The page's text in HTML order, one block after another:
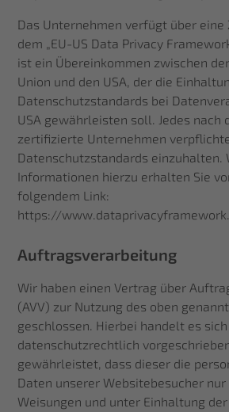
Das Unternehmen verfügt über
dem „EU-US Data Privacy
ist ein Übereinkommen zwischen
Union und den USA, der die
Datenschutzstandards bei
USA gewährleisten soll. Jedes nach
zertifizierte Unternehmen
Datenschutzstandards einzuhalten.
Informationen hierzu erhalten Sie
folgendem Link:
https://
Auftragsverarbeitung
Wir haben einen Vertrag über
(AVV) zur Nutzung des oben
geschlossen. Hierbei handelt es
datenschutzrechtlich
gewährleistet, dass dieser die
Daten unserer Websitebesucher nur
Weisungen und unter Einhaltung der